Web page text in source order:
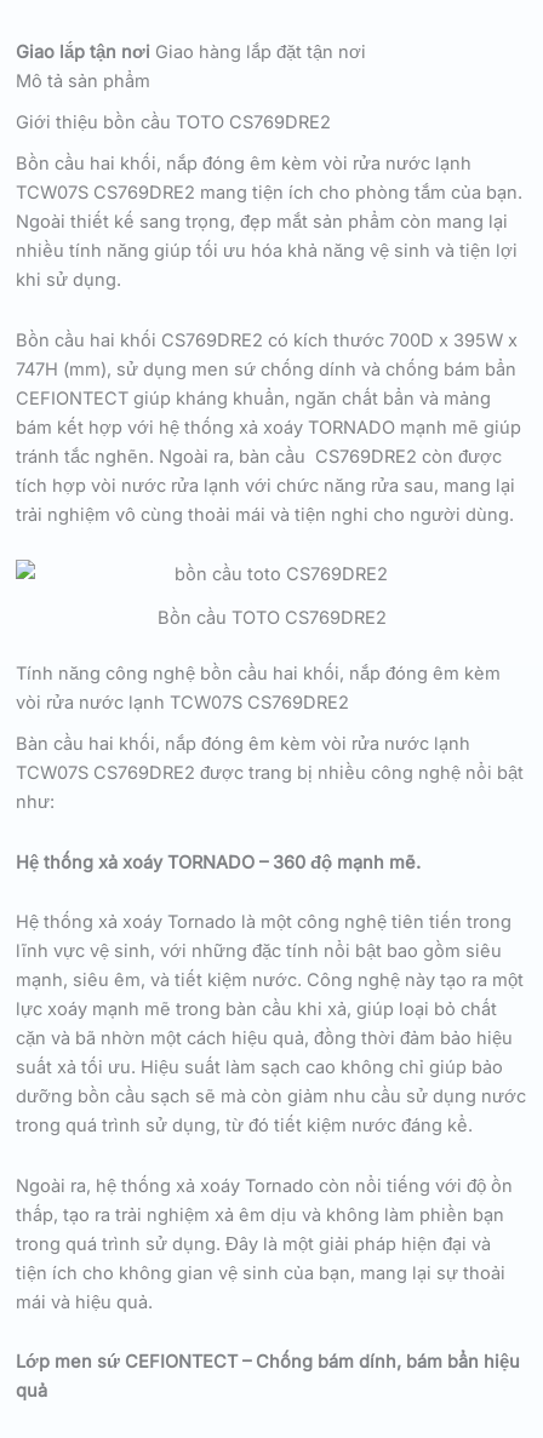
Giao lắp tận nơi Giao hàng lắp đặt tận nơi
Mô tả sản phẩm
Giới thiệu bồn cầu TOTO CS769DRE2
Bồn cầu hai khối, nắp đóng êm kèm vòi rửa nước lạnh
TCW07S CS769DRE2 mang tiện ích cho phòng tắm của bạn.
Ngoài thiết kế sang trọng, đẹp mắt sản phẩm còn mang lại
nhiều tính năng giúp tối ưu hóa khả năng vệ sinh và tiện lợi
khi sử dụng.
Bồn cầu hai khối CS769DRE2 có kích thước 700D x 395W x
747H (mm), sử dụng men sứ chống dính và chống bám bẩn
CEFIONTECT giúp kháng khuẩn, ngăn chất bẩn và mảng
bám kết hợp với hệ thống xả xoáy TORNADO mạnh mẽ giúp
tránh tắc nghẽn. Ngoài ra, bàn cầu CS769DRE2 còn được
tích hợp vòi nước rửa lạnh với chức năng rửa sau, mang lại
trải nghiệm vô cùng thoải mái và tiện nghi cho người dùng.
Bồn cầu TOTO CS769DRE2
Tính năng công nghệ bồn cầu hai khối, nắp đóng êm kèm
vòi rửa nước lạnh TCW07S CS769DRE2
Bàn cầu hai khối, nắp đóng êm kèm vòi rửa nước lạnh
TCW07S CS769DRE2 được trang bị nhiều công nghệ nổi bật
như:
Hệ thống xả xoáy TORNADO – 360 độ mạnh mẽ.
Hệ thống xả xoáy Tornado là một công nghệ tiên tiến trong
lĩnh vực vệ sinh, với những đặc tính nổi bật bao gồm siêu
mạnh, siêu êm, và tiết kiệm nước. Công nghệ này tạo ra một
lực xoáy mạnh mẽ trong bàn cầu khi xả, giúp loại bỏ chất
cặn và bã nhờn một cách hiệu quả, đồng thời đảm bảo hiệu
suất xả tối ưu. Hiệu suất làm sạch cao không chỉ giúp bảo
dưỡng bồn cầu sạch sẽ mà còn giảm nhu cầu sử dụng nước
trong quá trình sử dụng, từ đó tiết kiệm nước đáng kể.
Ngoài ra, hệ thống xả xoáy Tornado còn nổi tiếng với độ ồn
thấp, tạo ra trải nghiệm xả êm dịu và không làm phiền bạn
trong quá trình sử dụng. Đây là một giải pháp hiện đại và
tiện ích cho không gian vệ sinh của bạn, mang lại sự thoải
mái và hiệu quả.
Lớp men sứ CEFIONTECT – Chống bám dính, bám bẩn hiệu
quả